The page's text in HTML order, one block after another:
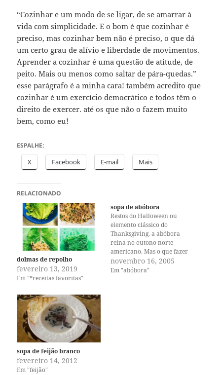
“Cozinhar e um modo de se ligar, de se amarrar à
vida com simplicidade. E o bom é que cozinhar é
preciso, mas cozinhar bem não é preciso, o que dá
um certo grau de alívio e liberdade de movimentos.
Aprender a cozinhar é uma questão de atitude, de
peito. Mais ou menos como saltar de pára-quedas.”
esse parágrafo é a minha cara! também acredito que
cozinhar é um exercício democrático e todos têm o
direito de exercer. até os que não o fazem muito
bem, como eu!
ESPALHE:
X Facebook E-mail Mais
RELACIONADO
dolmas de repolho
fevereiro 13, 2019
Em "*receitas favoritas"
sopa de abóbora
Restos do Halloween ou
elemento clássico do
Thanksgiving, a abóbora
reina no outono norte-
americano. Mas o que fazer
com elas, nas suas mais
variadas formas, sabores e
novembro 16, 2005
Em "abóbora"
sopa de feijão branco
fevereiro 14, 2012
Em "feijão"